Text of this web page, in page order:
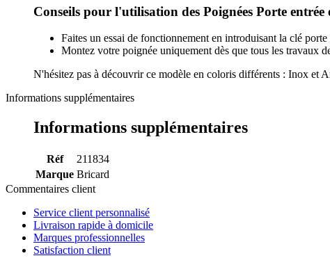
Conseils pour l'utilisation des Poignées Porte
Faites un essai de fonctionnement en introduisant la clé porte
Montez votre poignée uniquement dès que tous les travaux
N'hésitez pas à découvrir ce modèle en coloris différents : Inox et
Informations supplémentaires
Informations supplémentaires
Réf
211834
Marque Bricard
Commentaires client
Service client personnalisé
Livraison rapide à domicile
Marques professionnelles
Satisfaction client